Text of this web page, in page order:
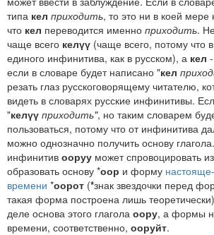
типа кел приходить, то это ни в коей мере
что кел переводится именно приходить.
чаще всего келүү (чаще всего, потому что
единого инфинитива, как в русском), а кел
если в словаре будет написано "кел
резать глаз русскоговорящему читателю,
видеть в словарях русские инфинитивы.
"келүү приходить", но таким словарем
пользоваться, потому что от инфинитива
можно однозначно получить основу
инфинитив ооруу может спровоцировать
образовать основу *оор и форму
времени *оорот (*знак звездочки перед
такая форма построена лишь
деле основа этого глагола оору, а формы
времени, соответственно, ооруйт.